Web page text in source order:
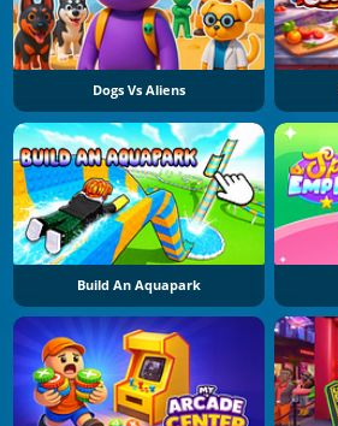
Dogs Vs Aliens
Build An Aquapark